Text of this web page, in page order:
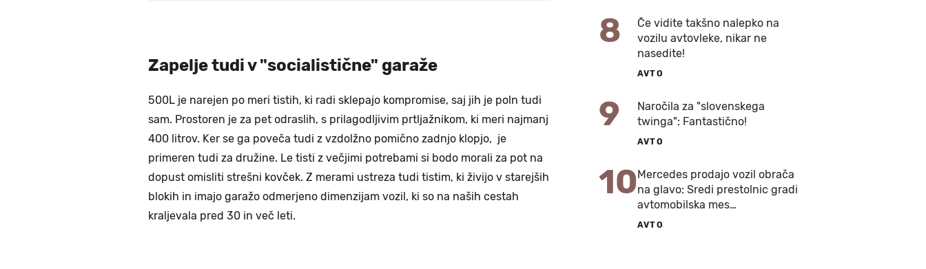
Zapelje tudi v "socialistične" garaže
500L je narejen po meri tistih, ki radi sklepajo kompromise, saj jih je poln tudi
sam. Prostoren je za pet odraslih, s prilagodljivim prtljažnikom, ki meri najmanj
400 litrov. Ker se ga poveča tudi z vzdolžno pomično zadnjo klopjo, je
primeren tudi za družine. Le tisti z večjimi potrebami si bodo morali za pot na
dopust omisliti strešni kovček. Z merami ustreza tudi tistim, ki živijo v starejših
blokih in imajo garažo odmerjeno dimenzijam vozil, ki so na naših cestah
kraljevala pred 30 in več leti.
8
Če vidite takšno nalepko na
vozilu avtovleke, nikar ne
nasedite!
AVTO
9
Naročila za "slovenskega
twinga": Fantastično!
AVTO
10Mercedes prodajo vozil obrača
na glavo: Sredi prestolnic gradi
avtomobilska mes…
AVTO